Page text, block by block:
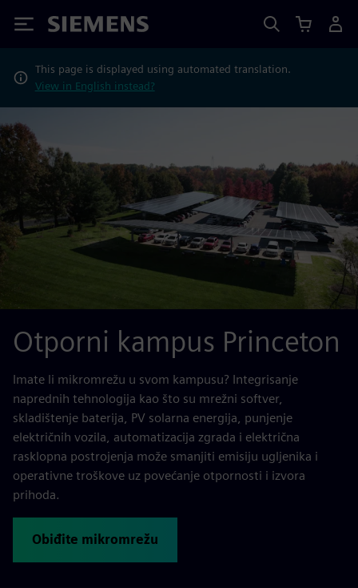
Siemens
This page is displayed using automated translation.
View in English instead?
Otporni kampus Princeton
Imate li mikromrežu u svom kampusu? Integrisanje
naprednih tehnologija kao što su mrežni softver,
skladištenje baterija, PV solarna energija, punjenje
električnih vozila, automatizacija zgrada i električna
rasklopna postrojenja može smanjiti emisiju ugljenika i
operativne troškove uz povećanje otpornosti i izvora
prihoda.
Obiđite mikromrežu